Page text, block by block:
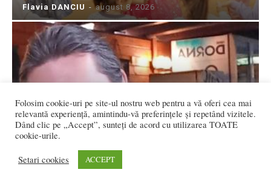
Flavia DANCIU - august 8, 2026
Redactia - august 8, 2026
Folosim cookie-uri pe site-ul nostru web pentru a vă oferi cea mai
relevantă experiență, amintindu-vă preferințele și repetând vizitele.
Dând clic pe „Accept”, sunteți de acord cu utilizarea TOATE
cookie-urile.
Setari cookies ACCEPT